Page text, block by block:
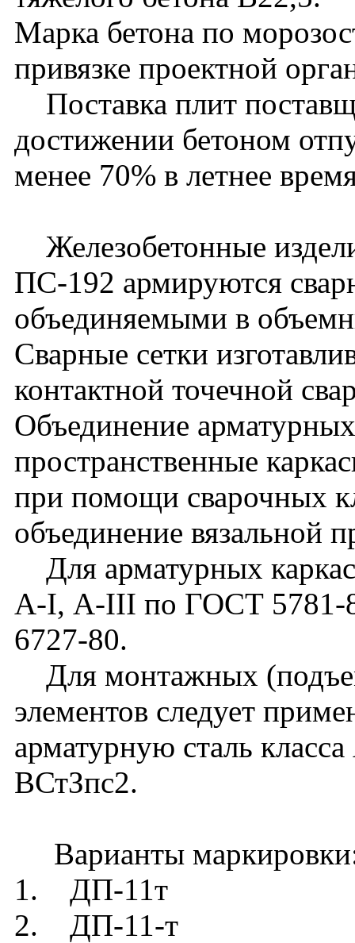
Марка бетона по
привязке проектной
Поставка плит
достижении бетоном
менее 70% в летнее
Железобетонные
ПС-192 армируются
объединяемыми в
Сварные сетки
контактной точечной
Объединение
пространственные
при помощи сварочных
объединение вязальной
Для арматурных
А-I, А-III по ГОСТ 5781-
6727-80.
Для монтажных
элементов следует
арматурную сталь
ВСтЗпс2.
Варианты
1. ДП-11т
2. ДП-11-т